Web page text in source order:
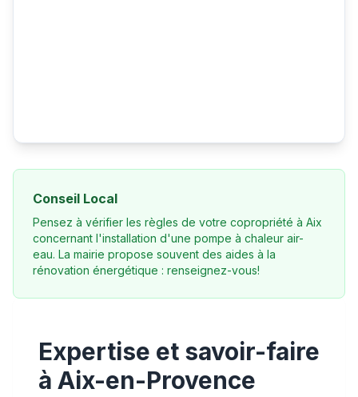
Expertise et savoir-faire
à Aix-en-Provence
Conseil Local
Pensez à vérifier les règles de votre copropriété à Aix
concernant l'installation d'une pompe à chaleur air-
eau. La mairie propose souvent des aides à la
rénovation énergétique : renseignez-vous!